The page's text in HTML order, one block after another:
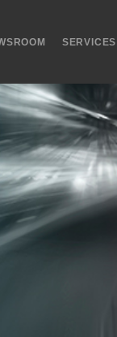
SERVICES